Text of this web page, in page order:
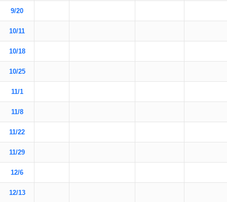
9/20
10/11
10/18
10/25
11/1
11/8
11/22
11/29
12/6
12/13